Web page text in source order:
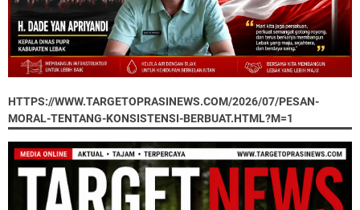
HTTPS://WWW.TARGETOPRASINEWS.COM/2026/07/PESAN-
MORAL-TENTANG-KONSISTENSI-BERBUAT.HTML?M=1